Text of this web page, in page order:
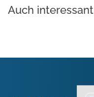
Auch interessant